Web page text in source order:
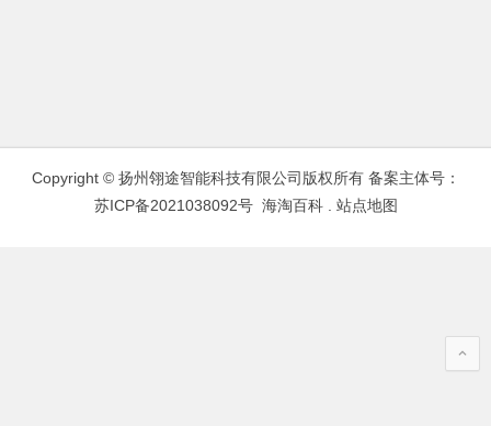
Copyright © 扬州翎途智能科技有限公司版权所有 备案主体号：
苏ICP备2021038092号 海淘百科. 站点地图